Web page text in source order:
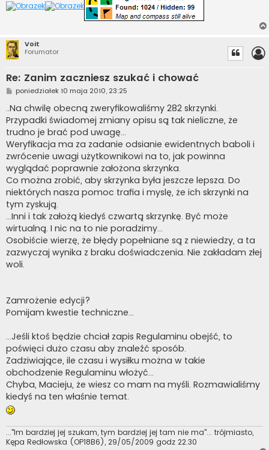
Voit
Forumator
Re: Zanim zaczniesz szukać i chować
P
o
s
t
poniedziałek 10 maja 2010, 23:25
..Na chwilę obecną zweryfikowaliśmy 282 skrzynki.
Przypadki świadomej zmiany opisu są tak nieliczne, że
trudno je brać pod uwagę...
Weryfikacja ma za zadanie odsianie ewidentnych baboli i
zwrócenie uwagi użytkownikowi na to, jak powinna
wyglądać poprawnie założona skrzynka.
Co można zrobić, aby skrzynka była jeszcze lepsza. Do
niektórych nasza pomoc trafia i myslę, że ich skrzynki na
tym zyskują.
...Inni i tak założą kiedyś czwartą skrzynkę. Być może
wirtualną. I nic na to nie poradzimy...
Osobiście wierzę, że błędy popełniane są z niewiedzy, a ta
zazwyczaj wynika z braku doświadczenia. Nie zakładam złej
woli.
Zamrożenie edycji?
Pomijam kwestie techniczne...
...Jeśli ktoś będzie chciał zapis Regulaminu obejść, to
poświęci dużo czasu aby znaleźć sposób.
Zadziwiające, ile czasu i wysiłku można w takie
obchodzenie Regulaminu włożyć...
Chyba, Macieju, że wiesz co mam na myśli. Rozmawialiśmy
kiedyś na ten właśnie temat.
..."Im bardziej jej szukam, tym bardziej jej tam nie ma"... trójmiasto,
Kępa Redłowska (OP18B6), 29/05/2009 godz 22.30